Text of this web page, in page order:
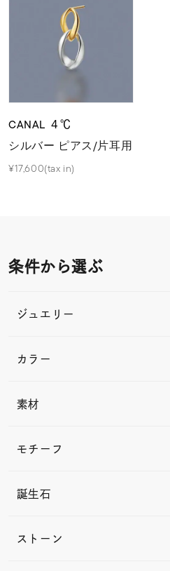
CANAL ４℃
シルバー ピアス/片耳用
¥17,600(tax in)
条件から選ぶ
ジュエリー
カラー
素材
モチーフ
誕生石
ストーン